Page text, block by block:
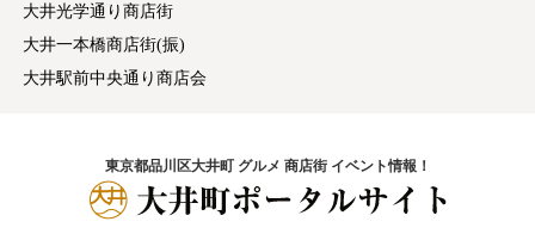
大井光学通り商店街
大井一本橋商店街(振)
大井駅前中央通り商店会
東京都品川区大井町 グルメ 商店街 イベント情報！